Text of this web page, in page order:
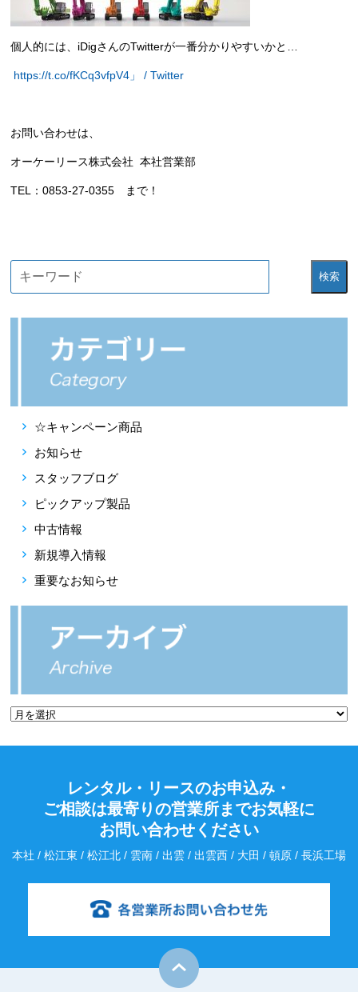
個人的には、iDigさんのTwitterが一番分かりやすいかと…
https://t.co/fKCq3vfpV4」 / Twitter
お問い合わせは、
オーケーリース株式会社 本社営業部
TEL：0853-27-0355 まで！
検索
☆キャンペーン商品
お知らせ
スタッフブログ
ピックアップ製品
中古情報
新規導入情報
重要なお知らせ
レンタル・リースのお申込み・
ご相談は最寄りの営業所までお気軽に
お問い合わせください
本社 / 松江東 / 松江北 / 雲南 / 出雲 / 出雲西 / 大田 / 頓原 / 長浜工場